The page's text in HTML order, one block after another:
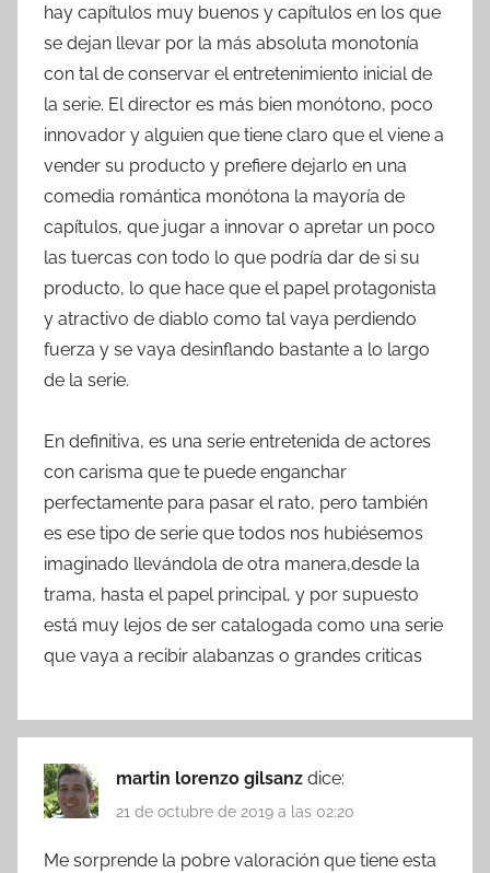
hay capítulos muy buenos y capítulos en los que
se dejan llevar por la más absoluta monotonía
con tal de conservar el entretenimiento inicial de
la serie. El director es más bien monótono, poco
innovador y alguien que tiene claro que el viene a
vender su producto y prefiere dejarlo en una
comedia romántica monótona la mayoría de
capítulos, que jugar a innovar o apretar un poco
las tuercas con todo lo que podría dar de si su
producto, lo que hace que el papel protagonista
y atractivo de diablo como tal vaya perdiendo
fuerza y se vaya desinflando bastante a lo largo
de la serie.
En definitiva, es una serie entretenida de actores
con carisma que te puede enganchar
perfectamente para pasar el rato, pero también
es ese tipo de serie que todos nos hubiésemos
imaginado llevándola de otra manera,desde la
trama, hasta el papel principal, y por supuesto
está muy lejos de ser catalogada como una serie
que vaya a recibir alabanzas o grandes criticas
martin lorenzo gilsanz dice:
21 de octubre de 2019 a las 02:20
Me sorprende la pobre valoración que tiene esta